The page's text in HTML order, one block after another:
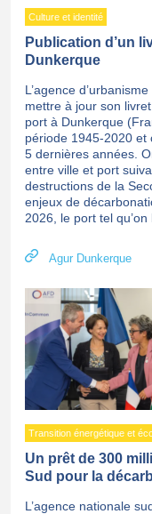
Culture et identité
Publication d’un
Dunkerque
L’agence
mettre à jour son
port à Dunkerque
période 1945-2020 et
5 dernières années.
entre ville et port
destructions de la
enjeux de
2026, le port tel
Agur Dunkerque
Transition énergétique et
Un prêt de 300
Sud pour la
L’agence nationale